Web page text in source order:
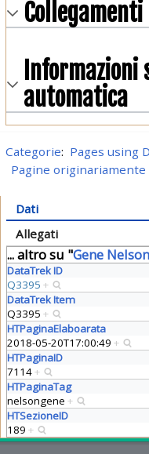
automatica
Categorie: Pages using
Pagine
Dati
Allegati
... altro su "Gene Nelson
DataTrek ID
Q3395 +
DataTrek Item
Q3395 +
HTPaginaElaboarata
2018-05-20T17:00:49 +
HTPaginaID
7114+
HTPaginaTag
nelsongene +
HTSezioneID
189 +